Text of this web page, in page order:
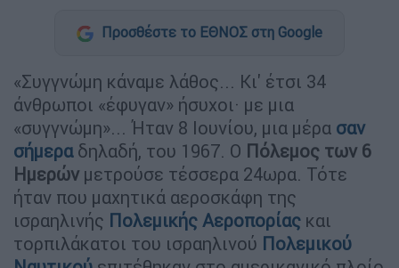
Προσθέστε το ΕΘΝΟΣ στη Google
«Συγγνώμη κάναμε λάθος... Κι' έτσι 34
άνθρωποι «έφυγαν» ήσυχοι· με μια
«συγγνώμη»... Ήταν 8 Ιουνίου, μια μέρα σαν
σήμεραδηλαδή, του 1967. Ο Πόλεμος των 6
Ημερών μετρούσε τέσσερα 24ωρα. Τότε
ήταν που μαχητικά αεροσκάφη της
ισραηλινής Πολεμικής Αεροπορίας και
τορπιλάκατοι του ισραηλινού Πολεμικού